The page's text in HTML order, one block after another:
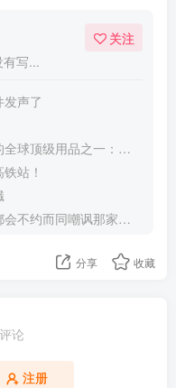
写...
关注
声了
品之一：WD-40润滑除锈剂！
站！
同嘲讽那家说不得的车企？
分享 收藏
论
注册